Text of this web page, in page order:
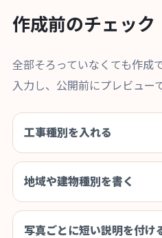
作成前のチェック
全部そろっていなくても作成
入力し、公開前にプレビュー
工事種別を入れる
地域や建物種別を書く
写真ごとに短い説明を付け